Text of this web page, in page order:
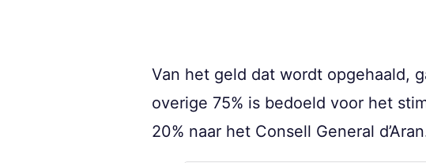
Van het geld dat wordt opgehaald,
overige 75% is bedoeld voor het
20% naar het Consell General